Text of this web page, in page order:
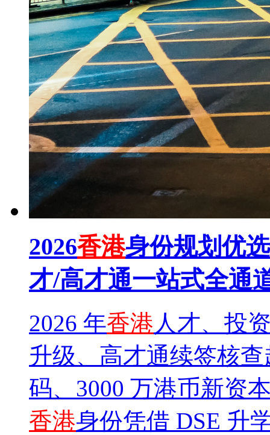
2026香港身份规划优
才/高才通一站式全通
2026 年香港人才、投
升级、高才通续签核
码、3000 万港币新资
香港身份凭借 DSE 升